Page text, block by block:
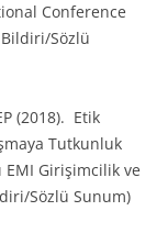
Conference
Sözlü
(2018). Etik
Tutkunluk
EMI Girişimcilik ve
Sözlü Sunum)